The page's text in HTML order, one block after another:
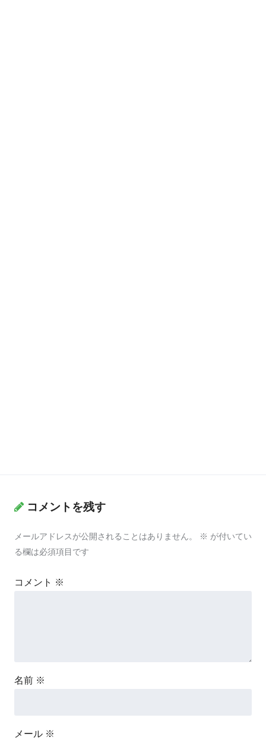
コメントを残す
メールアドレスが公開されることはありません。 ※ が付いてい
る欄は必須項目です
コメント ※
名前 ※
メール ※